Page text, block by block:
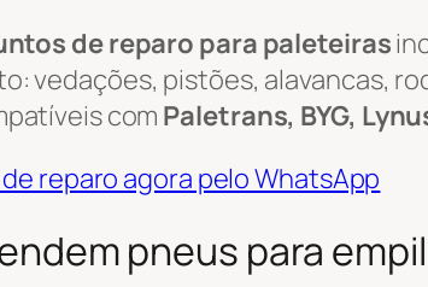
de reparo para paleteiras
vedações, pistões, alavancas,
comPaletrans, BYG,
reparo agora pelo WhatsApp
pneus para